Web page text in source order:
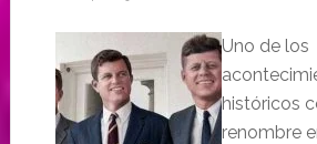
Uno de los
históricos
renombre